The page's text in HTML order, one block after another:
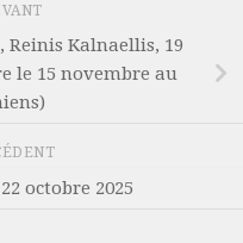
Reinis Kalnaellis, 19
le 15 novembre au
octobre 2025